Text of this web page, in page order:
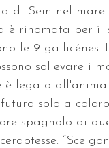
di Sein nel
è rinomata per il
le 9
sollevare i
legato all'anima
solo a
spagnolo di